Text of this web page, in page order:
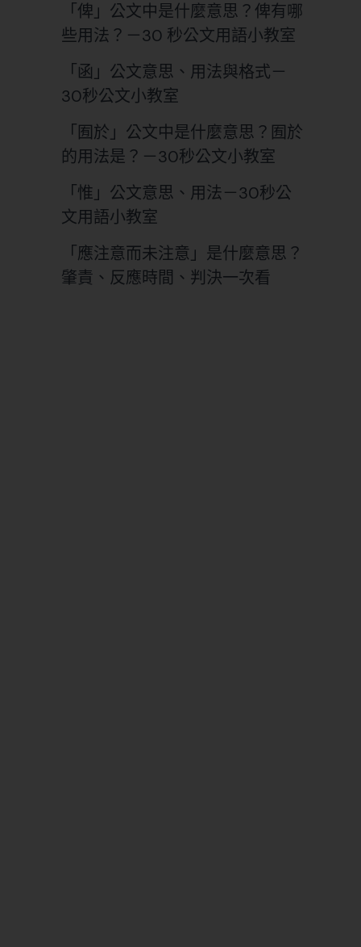
「俾」公文中是什麼意思？俾有哪
些用法？－30 秒公文用語小教室
「函」公文意思、用法與格式－
30秒公文小教室
「囿於」公文中是什麼意思？囿於
的用法是？－30秒公文小教室
「惟」公文意思、用法－30秒公
文用語小教室
「應注意而未注意」是什麼意思？
肇責、反應時間、判決一次看